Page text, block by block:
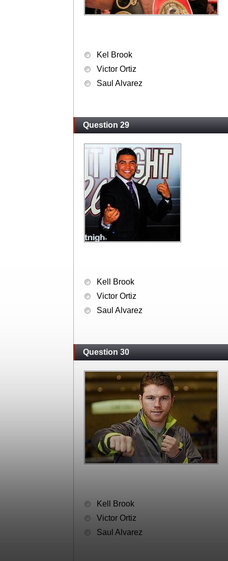
Kel Brook
Victor Ortiz
Saul Alvarez
Question 29
Kell Brook
Victor Ortiz
Saul Alvarez
Question 30
Kell Brook
Victor Ortiz
Saul Alvarez